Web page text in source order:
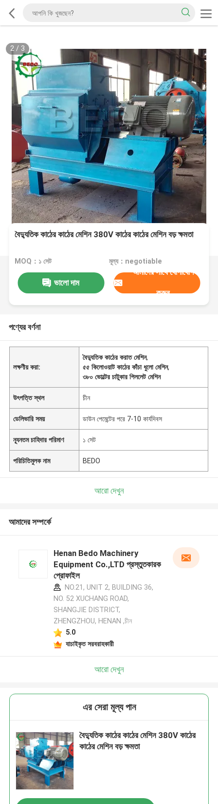
2/ 3
বৈদ্যুতিক কাঠের কাঠের মেশিন 380V কাঠের কাঠের মেশিন বড় ক্ষমতা
MOQ：১ সেট মূল্য：negotiable
ভালো দাম
আমাদের সাথে যোগাযোগ
করুন
পণ্যের বর্ণনা
লক্ষণীয় করা:
বৈদ্যুতিক কাঠের করাত মেশিন,
৫৫ কিলোওয়াট কাঠের কাঁচা ধুলো মেশিন,
৩৮০ ভোল্টের চাটুকার পিললেট মেশিন
উৎপত্তি স্থল চীন
ডেলিভারি সময় ডাউন পেমেন্টের পরে 7-10 কার্যদিবস
ন্যূনতম চাহিদার পরিমাণ ১ সেট
পরিচিতিমুলক নাম BEDO
আরো দেখুন
আমাদের সম্পর্কে
Henan Bedo Machinery
Equipment Co.,LTD প্রস্তুতকারক
প্রোফাইল
NO.21, UNIT 2, BUILDING 36,
NO. 52 XUCHANG ROAD,
SHANGJIE DISTRICT,
ZHENGZHOU, HENAN ,চীন
5.0
যাচাইকৃত সরবরাহকারী
আরো দেখুন
এর সেরা মূল্য পান
বৈদ্যুতিক কাঠের কাঠের মেশিন 380V কাঠের
কাঠের মেশিন বড় ক্ষমতা